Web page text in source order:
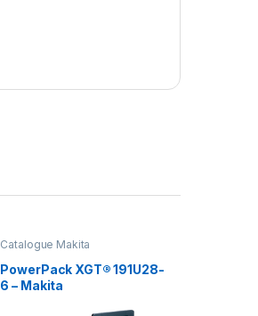
Catalogue Makita
PowerPack XGT® 191U28-
6 – Makita